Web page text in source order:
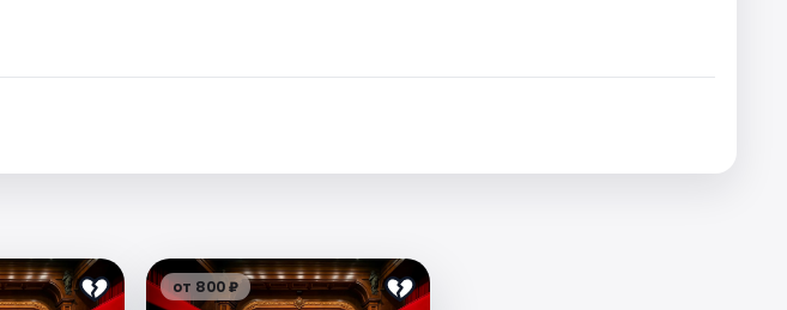
от 800 ₽